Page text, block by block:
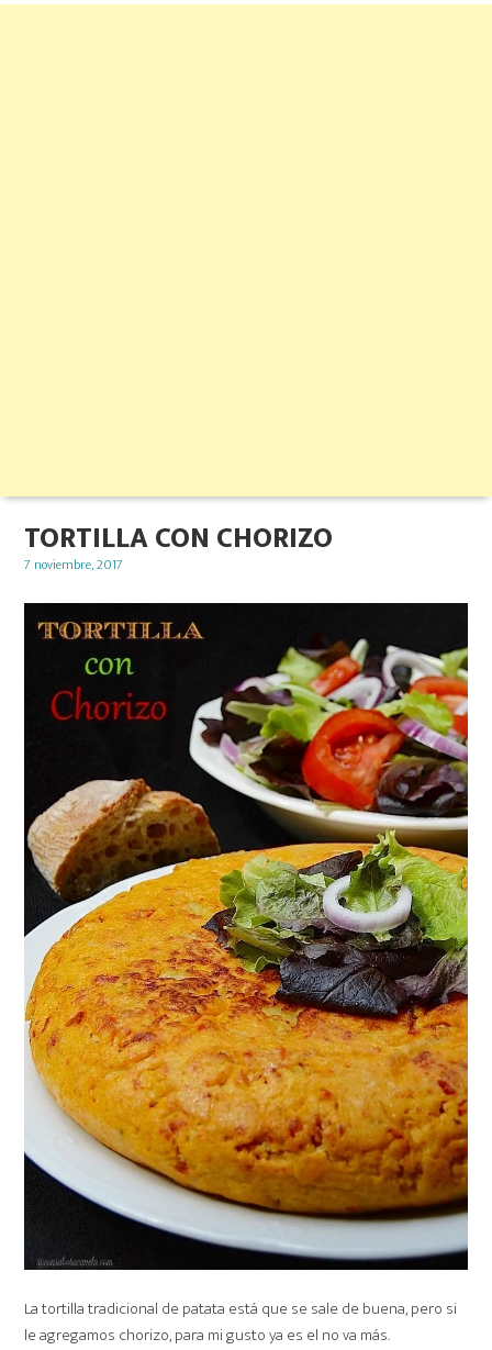
TORTILLA CON CHORIZO
Posted
7 noviembre, 2017
La tortilla tradicional de patata está que se sale de buena, pero si
le agregamos chorizo, para mi gusto ya es el no va más.